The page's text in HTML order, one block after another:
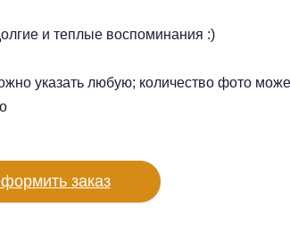
и теплые воспоминания :)
указать любую; количество фото
заказ